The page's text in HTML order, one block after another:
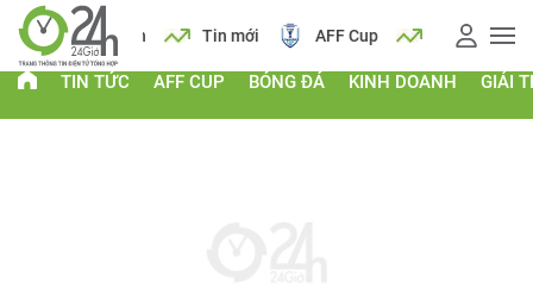
Lịch Tin mới AFF Cup Giá vàng
TIN TỨC AFF CUP BÓNG ĐÁ KINH DOANH GIẢI